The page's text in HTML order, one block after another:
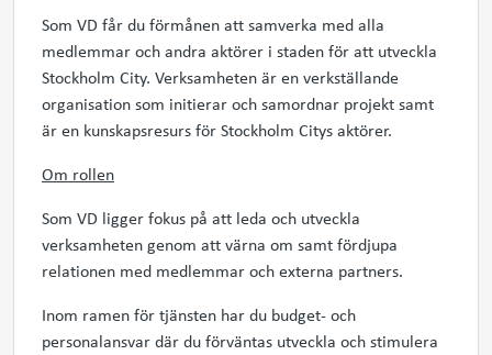
Som VD får du förmånen att samverka med alla
medlemmar och andra aktörer i staden för att utveckla
Stockholm City. Verksamheten är en verkställande
organisation som initierar och samordnar projekt samt
är en kunskapsresurs för Stockholm Citys aktörer.
Om rollen
Som VD ligger fokus på att leda och utveckla
verksamheten genom att värna om samt fördjupa
relationen med medlemmar och externa partners.
Inom ramen för tjänsten har du budget- och
personalansvar där du förväntas utveckla och stimulera